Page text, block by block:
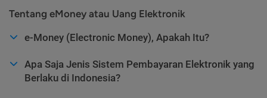
Tentang eMoney atau Uang Elektronik
e-Money (Electronic Money), Apakah Itu?
Apa Saja Jenis Sistem Pembayaran Elektronik yang
Berlaku di Indonesia?